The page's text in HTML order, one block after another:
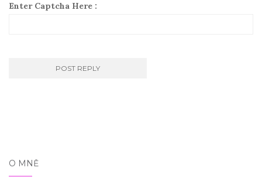
Enter Captcha Here :
O MNĚ